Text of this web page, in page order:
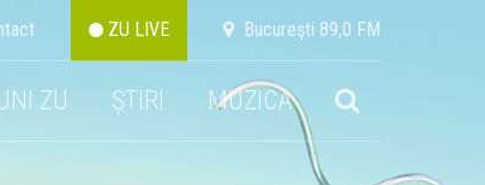
ZU LIVE Bucureşti 89,0 FM
ZU ȘTIRI MUZICA